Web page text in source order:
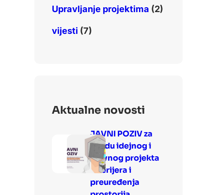
Upravljanje projektima (2)
vijesti (7)
Aktualne novosti
JAVNI POZIV za
izradu idejnog i
glavnog projekta
interijera i
preuređenja